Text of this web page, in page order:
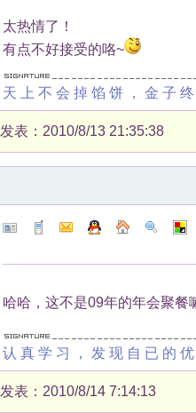
太热情了！
有点不好接受的咯~
天上不会掉馅饼，金子
发表：2010/8/13 21:35:38
哈哈，这不是09年的年会聚餐
认真学习，发现自已的
发表：2010/8/14 7:14:13